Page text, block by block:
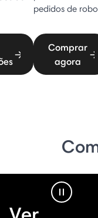
pedidos de
Comprar
agora
Pause